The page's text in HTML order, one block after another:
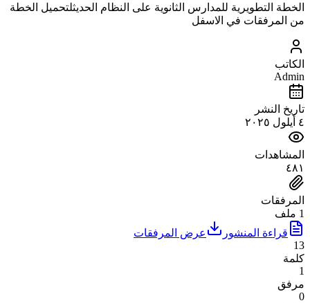
الخطة التطويرية للمدارس الثانوية على النظام الحديثلتحميل الخطة
من المرفقات في الاسفل
الكاتب
Admin
تاريخ النشر
٤ أيلول ٢٠٢٥
المشاهدات
٤٨١
المرفقات
1 ملف
قراءة المنشور
عرض المرفقات
13
كلمة
1
مرفق
0